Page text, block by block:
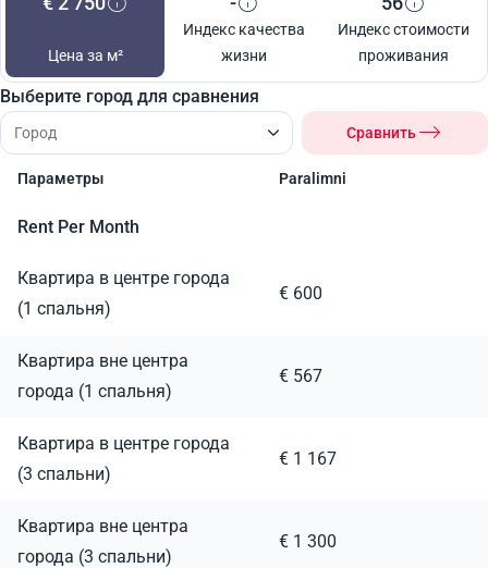
Цена за м²
Индекс качества
жизни
Индекс стоимости
проживания
Выберите город для сравнения
Сравнить
Параметры Paralimni
Rent Per Month
Квартира в центре города
(1 спальня)
€ 600
Квартира вне центра
города (1 спальня)
€ 567
Квартира в центре города
(3 спальни)
€ 1 167
Квартира вне центра
города (3 спальни)
€ 1 300